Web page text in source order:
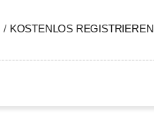
/ KOSTENLOS REGISTRIEREN